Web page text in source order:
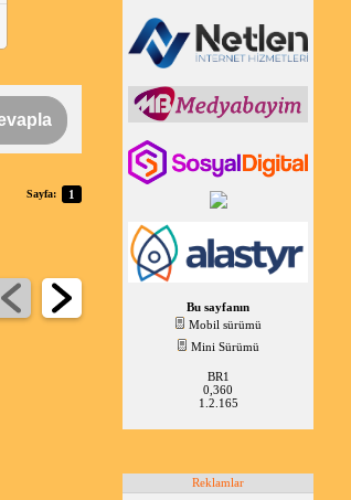
Sayfa: 1
enpara hangi bank
Bu sayfanın
Mobil sürümü
Mini Sürümü
BR1
0,360
1.2.165
Reklamlar